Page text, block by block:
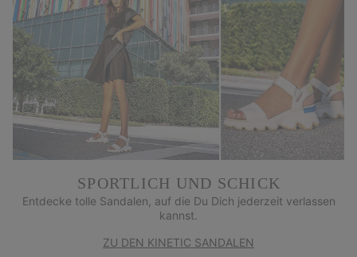
SPORTLICH UND SCHICK
Entdecke tolle Sandalen, auf die Du Dich jederzeit verlassen
kannst.
ZU DEN KINETIC SANDALEN